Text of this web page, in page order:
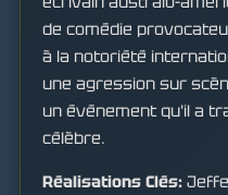
de comédie
à la notoriété
une agression sur
un événement qu'il a
célèbre.
Réalisations Clés: